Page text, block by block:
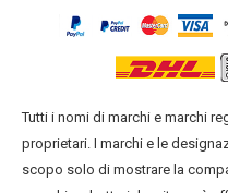
Tutti i nomi di marchi e marchi
proprietari. I marchi e le
scopo solo di mostrare la